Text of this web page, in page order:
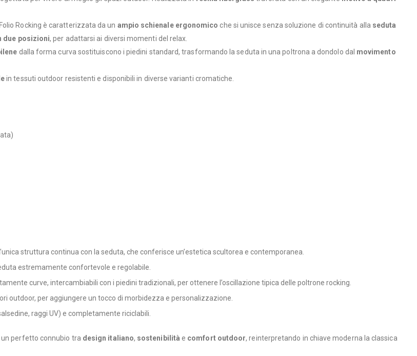
Rocking è caratterizzata da un ampio schienale ergonomico che si unisce senza soluzione di continuità alla seduta
due posizioni, per adattarsi ai diversi momenti del relax.
dalla forma curva sostituiscono i piedini standard, trasformando la seduta in una poltrona a dondolo dal movimento
in tessuti outdoor resistenti e disponibili in diverse varianti cromatiche.
struttura continua con la seduta, che conferisce un’estetica scultorea e contemporanea.
estremamente confortevole e regolabile.
curve, intercambiabili con i piedini tradizionali, per ottenere l’oscillazione tipica delle poltrone rocking.
outdoor, per aggiungere un tocco di morbidezza e personalizzazione.
raggi UV) e completamente riciclabili.
un perfetto connubio tra design italiano, sostenibilità e comfort outdoor, reinterpretando in chiave moderna la classica